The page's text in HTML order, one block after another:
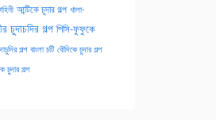
আন্টিকে চুদার গল্প খালা-
চুদাচদির গল্প পিসি-ফুফুকে
গল্প বাংলা চটি বৌদিকে চুদার গল্প
চুদার গল্প